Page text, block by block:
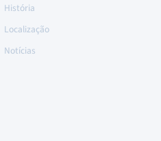
História
Localização
Notícias